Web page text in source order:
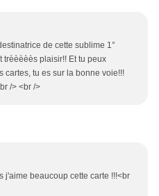
de cette sublime 1°
trèèèèès plaisir!! Et tu peux
cartes, tu es sur la bonne voie!!!
/> <br />
j'aime beaucoup cette carte !!!<br